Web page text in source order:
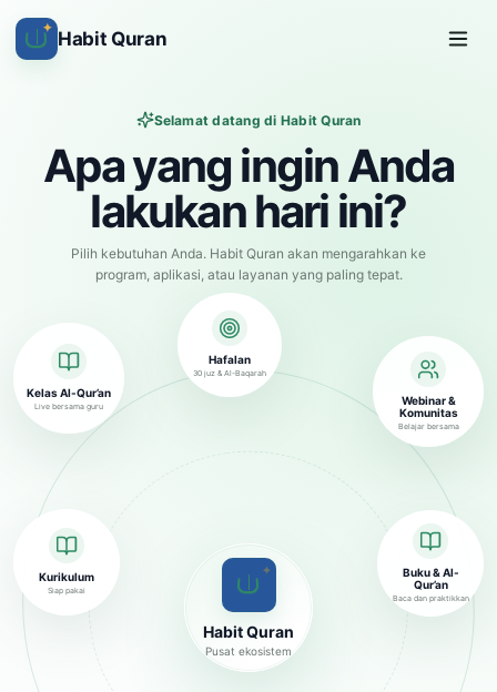
✦ Habit Quran
Selamat datang di Habit Quran
Apa yang ingin Anda
lakukan hari ini?
Pilih kebutuhan Anda. Habit Quran akan mengarahkan ke
program, aplikasi, atau layanan yang paling tepat.
✦
Habit Quran
Pusat ekosistem
Kelas Al-Qur’an
Live bersama guru
Hafalan
30 juz & Al-Baqarah
Buku & Al-
Qur’an
Baca dan praktikkan
Kurikulum
Siap pakai
Webinar &
Komunitas
Belajar bersama